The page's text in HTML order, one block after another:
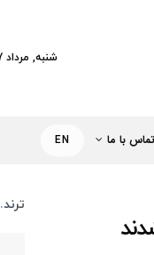
شنبه, مرداد 17, 1405
تماس با ما EN
ترند.